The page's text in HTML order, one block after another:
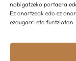
nabigatzeko portaera
Ez onartzeak edo ez
ezaugarri eta funtziotan.